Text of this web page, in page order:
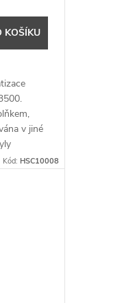
KOŠÍKU
v jiné
nebo když
Kód: HSC10008